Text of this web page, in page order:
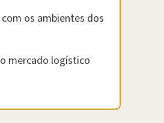
os ambientes dos
mercado logístico